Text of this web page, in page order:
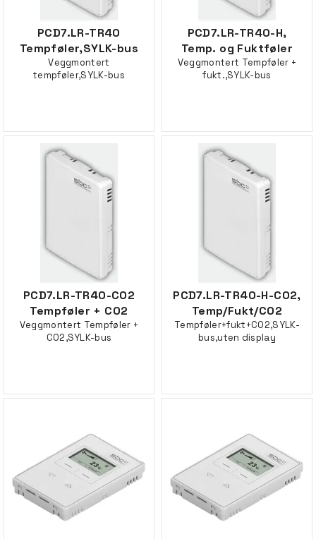
PCD7.LR-TR40
Tempføler,SYLK-bus
Veggmontert
tempføler,SYLK-bus
PCD7.LR-TR40-H,
Temp. og Fuktføler
Veggmontert Tempføler +
fukt.,SYLK-bus
PCD7.LR-TR40-CO2
Tempføler + CO2
Veggmontert Tempføler +
CO2,SYLK-bus
PCD7.LR-TR40-H-CO2,
Temp/Fukt/CO2
Tempføler+fukt+CO2,SYLK-
bus,uten display